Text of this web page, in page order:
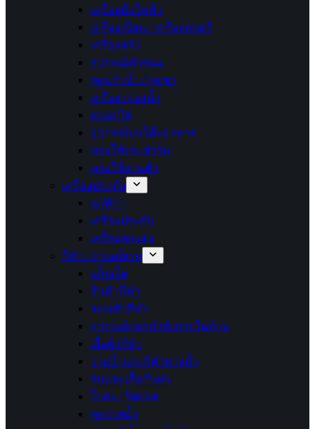
เครื่องมือไฟฟ้า
เครื่องเขียน / เครื่องดนตรี
เครื่องครัว
อุปกรณ์ทำขนม
ชุดแก้วน้ำ / ชุดชา
เครื่องกรองน้ำ
หลอดไฟ
อุปกรณ์บนโต๊ะอาหาร
ของใช้ประจำวัน
ของใช้ส่วนตัว
เครื่องประดับ
นาฬิกา
เครื่องประดับ
เครื่องตกแต่ง
กีฬา / งานอดิเรก
แก็ดเจ็ต
สินค้ากีฬา
รองเท้ากีฬา
อุปกรณ์ออกกำลังกายในบ้าน
เสื้อผ้ากีฬา
ว่ายน้ำและกีฬาทางน้ำ
ร่มและเสื้อกันฝน
โยคะ / ฟิตเนส
ชุดว่ายน้ำ